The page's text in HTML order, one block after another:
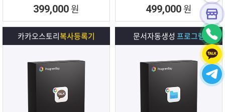
399,000 원
다른 계정의 밴드에 자동으로 글을
복사할 수 있는 프로그램입니다.
499,000 원
카카오스토리복사등록기 문서자동생성 프로그램